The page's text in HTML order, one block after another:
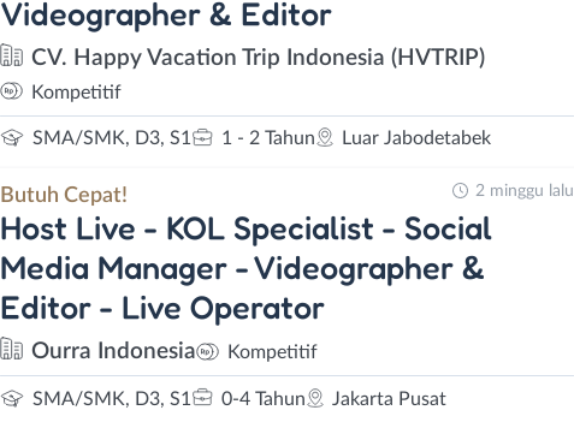
Videographer & Editor
CV. Happy Vacation Trip Indonesia (HVTRIP)
Kompetitif
SMA/SMK, D3, S1 1 - 2 Tahun Luar Jabodetabek
Butuh Cepat!
Host Live - KOL Specialist - Social
Media Manager - Videographer &
Editor - Live Operator
Ourra Indonesia Kompetitif
SMA/SMK, D3, S1 0-4 Tahun Jakarta Pusat
2 minggu lalu